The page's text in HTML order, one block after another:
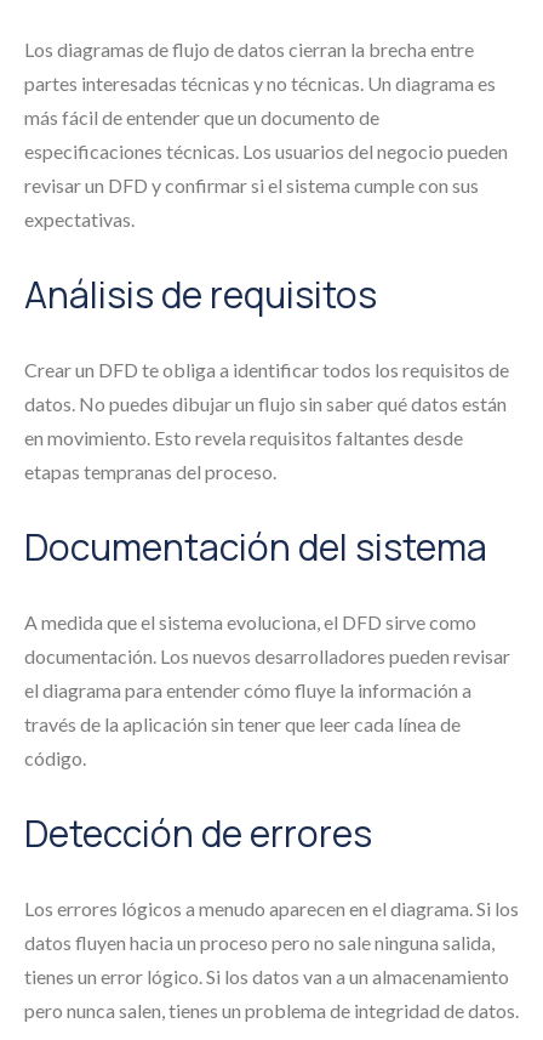
Los diagramas de flujo de datos cierran la brecha entre
partes interesadas técnicas y no técnicas. Un diagrama es
más fácil de entender que un documento de
especificaciones técnicas. Los usuarios del negocio pueden
revisar un DFD y confirmar si el sistema cumple con sus
expectativas.
Análisis de requisitos
Crear un DFD te obliga a identificar todos los requisitos de
datos. No puedes dibujar un flujo sin saber qué datos están
en movimiento. Esto revela requisitos faltantes desde
etapas tempranas del proceso.
Documentación del sistema
A medida que el sistema evoluciona, el DFD sirve como
documentación. Los nuevos desarrolladores pueden revisar
el diagrama para entender cómo fluye la información a
través de la aplicación sin tener que leer cada línea de
código.
Detección de errores
Los errores lógicos a menudo aparecen en el diagrama. Si los
datos fluyen hacia un proceso pero no sale ninguna salida,
tienes un error lógico. Si los datos van a un almacenamiento
pero nunca salen, tienes un problema de integridad de datos.